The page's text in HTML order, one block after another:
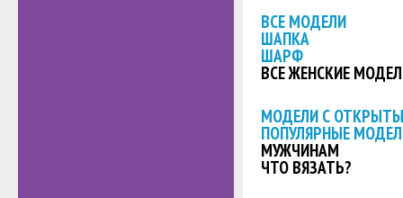
ВСЕ МОДЕЛИ
ШАПКА
ШАРФ
ВСЕ ЖЕНСКИЕ
МОДЕЛИ С
ПОПУЛЯРНЫЕ
МУЖЧИНАМ
ЧТО ВЯЗАТЬ?